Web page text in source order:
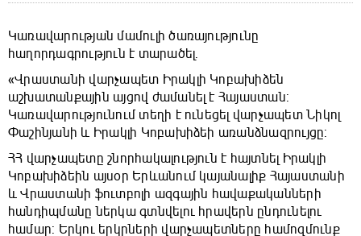
Կառավարության մամուլի ծառայությունը
հաղորդագրություն է տարածել․
«Վրաստանի վարչապետ Իրակլի Կոբախիձեն
աշխատանքային այցով ժամանել է Հայաստան:
Կառավարությունում տեղի է ունեցել վարչապետ Նիկոլ
Փաշինյանի և Իրակլի Կոբախիձեի առանձնազրույցը:
ՀՀ վարչապետը շնորհակալություն է հայտնել Իրակլի
Կոբախիձեին այսօր Երևանում կայանալիք Հայաստանի
և Վրաստանի ֆուտբոլի ազգային հավաքականների
հանդիպմանը ներկա գտնվելու հրավերն ընդունելու
համար: Երկու երկրների վարչապետները համոզմունք